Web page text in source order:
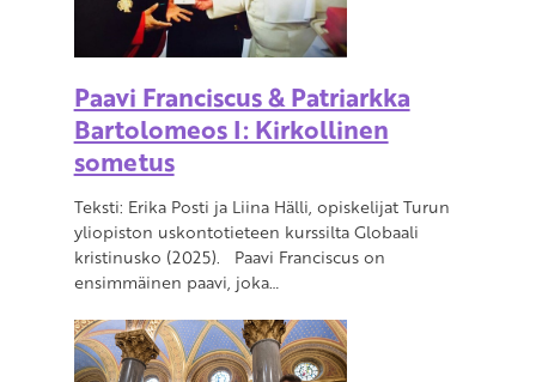
Paavi Franciscus & Patriarkka
Bartolomeos I: Kirkollinen
sometus
Teksti: Erika Posti ja Liina Hälli, opiskelijat Turun
yliopiston uskontotieteen kurssilta Globaali
kristinusko (2025). Paavi Franciscus on
ensimmäinen paavi, joka…